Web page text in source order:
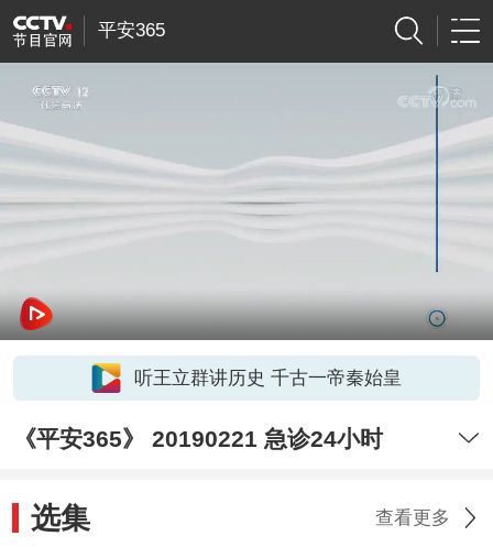
平安365
听王立群讲历史 千古一帝秦始皇
《平安365》 20190221 急诊24小时
选集 查看更多